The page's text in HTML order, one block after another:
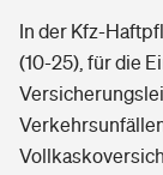
In der Kfz-
(10-25), für die